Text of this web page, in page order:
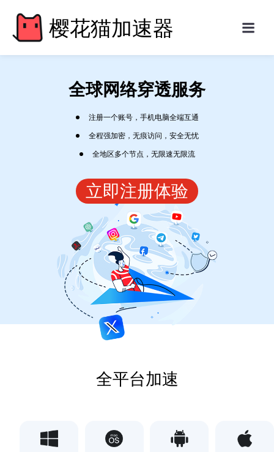
樱花猫加速器
全球网络穿透服务
注册一个账号，手机电脑全端互通
全程强加密，无痕访问，安全无忧
全地区多个节点，无限速无限流
立即注册体验
全平台加速